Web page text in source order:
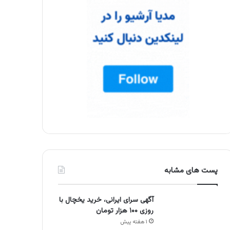
پست های مشابه
آگهی سرای ایرانی، خرید یخچال با
روزی ۱۰۰ هزار تومان
۱ هفته پیش